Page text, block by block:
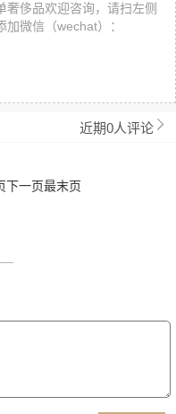
奢侈品欢迎咨询，请扫左侧
加微信（wechat）：
近期0人评论
下一页最末页